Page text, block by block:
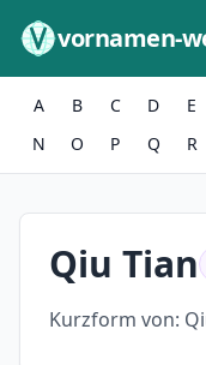
vornamen-
A B C D E
N
O P Q R
Qiu Tian
Kurzform von: